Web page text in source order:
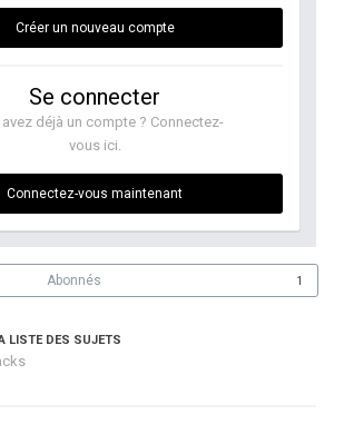
Créer un nouveau compte
Se connecter
déjà un compte ? Connectez-
vous ici.
Connectez-vous maintenant
Abonnés 1
LISTE DES SUJETS